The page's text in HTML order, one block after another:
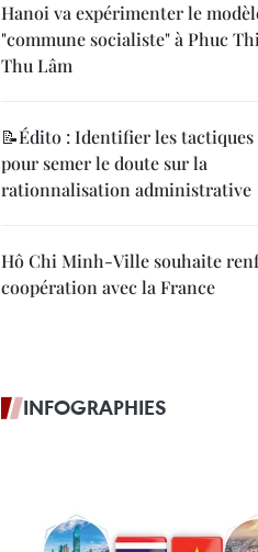
Hanoi va expérimenter le
"commune socialiste" à Phuc
Thu Lâm
📝Édito : Identifier les
pour semer le doute sur la
rationnalisation administrative
Hô Chi Minh-Ville souhaite
coopération avec la France
INFOGRAPHIES